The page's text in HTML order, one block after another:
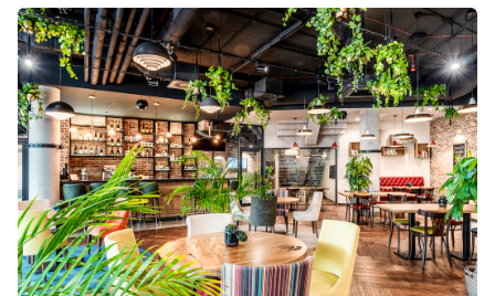
Details ansehen